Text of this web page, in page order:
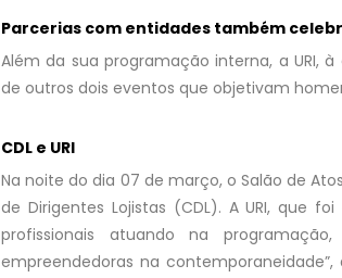
Parcerias com entidades também
Além da sua programação interna, a URI,
de outros dois eventos que objetivam
CDL e URI
Na noite do dia 07 de março, o Salão de
de Dirigentes Lojistas (CDL). A URI, que
profissionais atuando na
empreendedoras na